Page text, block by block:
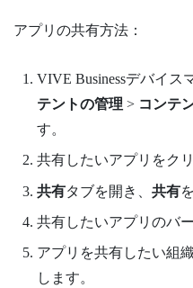
アプリの共有方法：
VIVE Businessデバイス
テントの管理 > コンテ
す。
共有したいアプリをク
共有タブを開き、 共有
共有したいアプリのバ
アプリを共有したい組
します。